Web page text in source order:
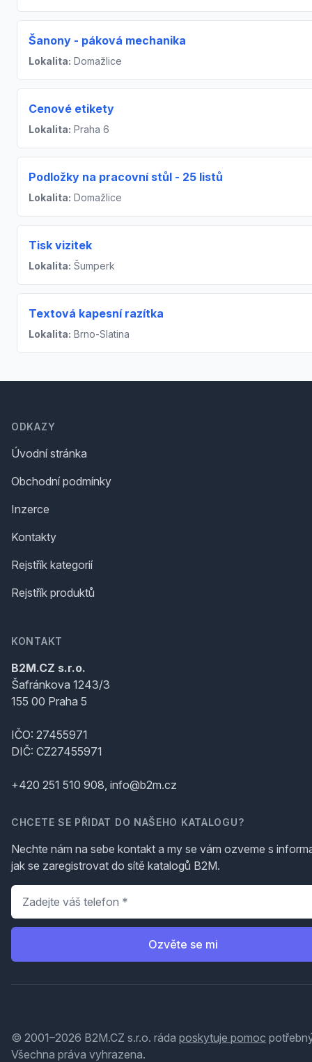
Šanony - páková mechanika
Lokalita: Domažlice
Cenové etikety
Lokalita: Praha 6
Podložky na pracovní stůl - 25 listů
Lokalita: Domažlice
Tisk vizitek
Lokalita: Šumperk
Textová kapesní razítka
Lokalita: Brno-Slatina
ODKAZY
Úvodní stránka
Obchodní podmínky
Inzerce
Kontakty
Rejstřík kategorií
Rejstřík produktů
KONTAKT
B2M.CZ s.r.o.
Šafránkova 1243/3
155 00 Praha 5
IČO: 27455971
DIČ: CZ27455971
+420 251 510 908, info@b2m.cz
CHCETE SE PŘIDAT DO NAŠEHO KATALOGU?
Nechte nám na sebe kontakt a my se vám ozveme s
jak se zaregistrovat do sítě katalogů B2M.
Telefon
Ozvěte se mi
© 2001–2026 B2M.CZ s.r.o. ráda poskytuje pomoc
Všechna práva vyhrazena.